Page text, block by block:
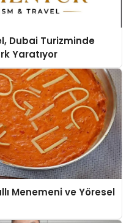
Dubai Turizminde
Yaratıyor
Menemeni ve Yöresel